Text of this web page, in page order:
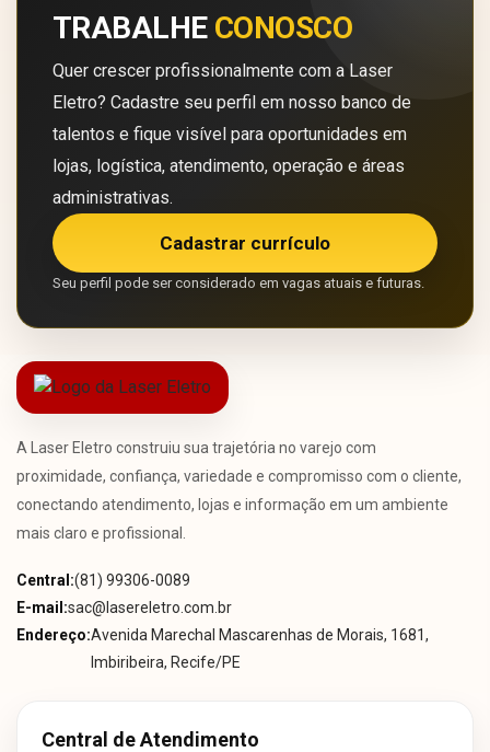
TRABALHE CONOSCO
Quer crescer profissionalmente com a Laser
Eletro? Cadastre seu perfil em nosso banco de
talentos e fique visível para oportunidades em
lojas, logística, atendimento, operação e áreas
administrativas.
Cadastrar currículo
Seu perfil pode ser considerado em vagas atuais e futuras.
A Laser Eletro construiu sua trajetória no varejo com
proximidade, confiança, variedade e compromisso com o cliente,
conectando atendimento, lojas e informação em um ambiente
mais claro e profissional.
Central:(81) 99306-0089
E-mail:sac@lasereletro.com.br
Endereço:Avenida Marechal Mascarenhas de Morais, 1681,
Imbiribeira, Recife/PE
Central de Atendimento